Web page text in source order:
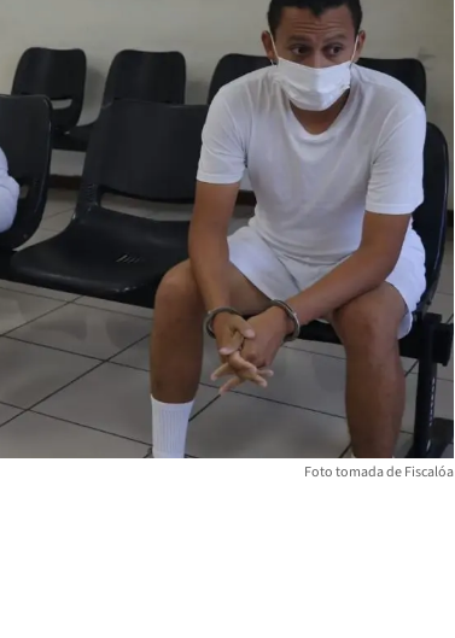
Foto tomada de Fiscalóa